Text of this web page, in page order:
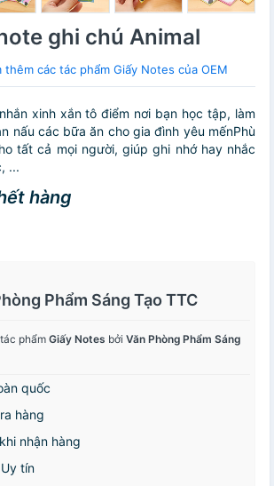
ghi chú Animal
thêm các tác phẩm Giấy Notes của OEM
xinh xắn tô điểm nơi bạn học tập, làm
nấu các bữa ăn cho gia đình yêu mếnPhù
tất cả mọi người, giúp ghi nhớ hay nhắc
...
hàng
Phẩm Sáng Tạo TTC
phẩm Giấy Notes bởi Văn Phòng Phẩm Sáng
quốc
hàng
nhận hàng
tín